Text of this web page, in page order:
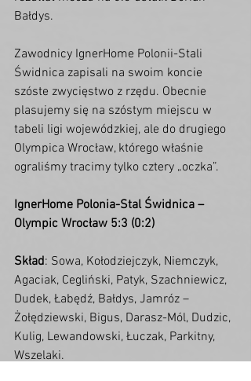
Bałdys.
Zawodnicy IgnerHome Polonii-Stali
Świdnica zapisali na swoim koncie
szóste zwycięstwo z rzędu. Obecnie
plasujemy się na szóstym miejscu w
tabeli ligi wojewódzkiej, ale do drugiego
Olympica Wrocław, którego właśnie
ograliśmy tracimy tylko cztery „oczka”.
IgnerHome Polonia-Stal Świdnica –
Olympic Wrocław 5:3 (0:2)
Skład: Sowa, Kołodziejczyk, Niemczyk,
Agaciak, Cegliński, Patyk, Szachniewicz,
Dudek, Łabędź, Bałdys, Jamróz –
Żołędziewski, Bigus, Darasz-Mól, Dudzic,
Kulig, Lewandowski, Łuczak, Parkitny,
Wszelaki.